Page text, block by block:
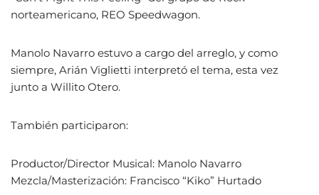
norteamericano, REO Speedwagon.
Manolo Navarro estuvo a cargo del arreglo, y como
siempre, Arián Viglietti interpretó el tema, esta vez
junto a Willito Otero.
También participaron:
Productor/Director Musical: Manolo Navarro
Mezcla/Masterización: Francisco “Kiko” Hurtado